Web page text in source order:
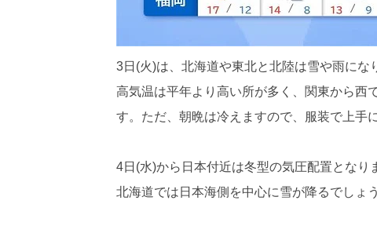
3日(火)は、北海道や東北と北陸は雪や雨に
高気温は平年より高い所が多く、関東から西
す。ただ、朝晩は冷えますので、服装で上手
4日(水)から日本付近は冬型の気圧配置とな
北海道では日本海側を中心に雪が降るでしょう